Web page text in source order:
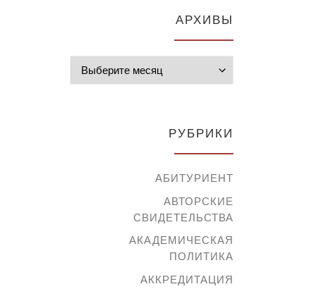
АРХИВЫ
РУБРИКИ
АБИТУРИЕНТ
АВТОРСКИЕ
СВИДЕТЕЛЬСТВА
АКАДЕМИЧЕСКАЯ
ПОЛИТИКА
АККРЕДИТАЦИЯ